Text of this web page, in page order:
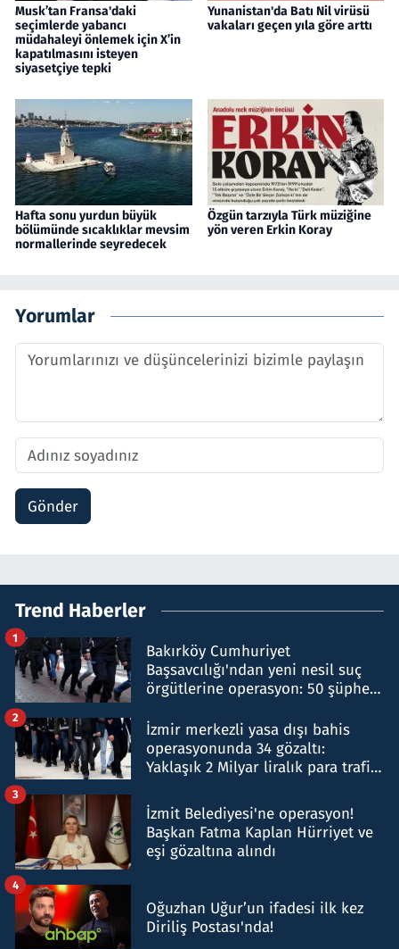
Musk’tan Fransa'daki
seçimlerde yabancı
müdahaleyi önlemek için X’in
kapatılmasını isteyen
siyasetçiye tepki
Yunanistan'da Batı Nil virüsü
vakaları geçen yıla göre arttı
Hafta sonu yurdun büyük
bölümünde sıcaklıklar mevsim
normallerinde seyredecek
Özgün tarzıyla Türk müziğine
yön veren Erkin Koray
Yorumlar
Gönder
Trend Haberler
Bakırköy Cumhuriyet
Başsavcılığı'ndan yeni nesil suç
örgütlerine operasyon: 50 şüpheli
1
İzmir merkezli yasa dışı bahis
operasyonunda 34 gözaltı:
Yaklaşık 2 Milyar liralık para trafiği
2
İzmit Belediyesi'ne operasyon!
Başkan Fatma Kaplan Hürriyet ve
eşi gözaltına alındı
3
Oğuzhan Uğur’un ifadesi ilk kez
Diriliş Postası'nda!
4